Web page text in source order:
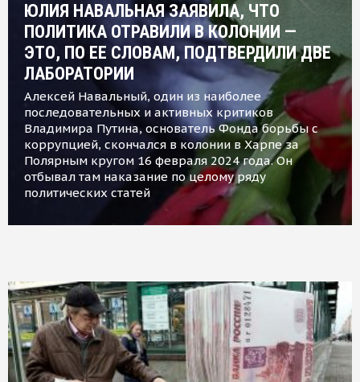
ЮЛИЯ НАВАЛЬНАЯ ЗАЯВИЛА, ЧТО
ПОЛИТИКА ОТРАВИЛИ В КОЛОНИИ —
ЭТО, ПО ЕЕ СЛОВАМ, ПОДТВЕРДИЛИ ДВЕ
ЛАБОРАТОРИИ
Алексей Навальный, один из наиболее
последовательных и активных критиков
Владимира Путина, основатель Фонда борьбы с
коррупцией, скончался в колонии в Харпе за
Полярным кругом 16 февраля 2024 года. Он
отбывал там наказание по целому ряду
политических статей